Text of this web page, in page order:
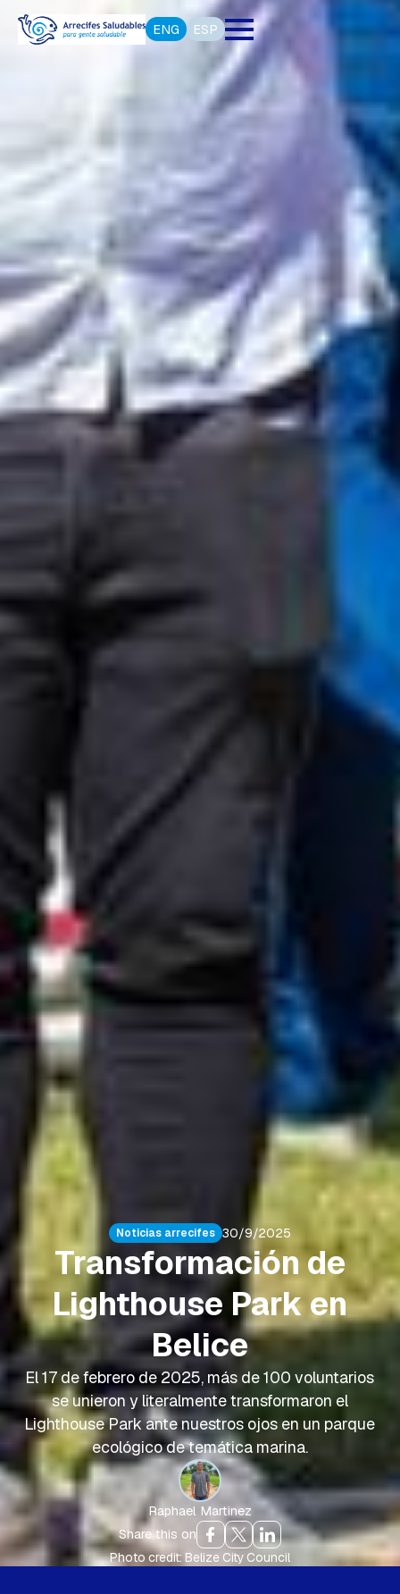
ENG ESP
Noticias arrecifes 30/9/2025
Transformación de
Lighthouse Park en
Belice
El 17 de febrero de 2025, más de 100 voluntarios
se unieron y literalmente transformaron el
Lighthouse Park ante nuestros ojos en un parque
ecológico de temática marina.
Raphael Martinez
Share this on
Photo credit: Belize City Council